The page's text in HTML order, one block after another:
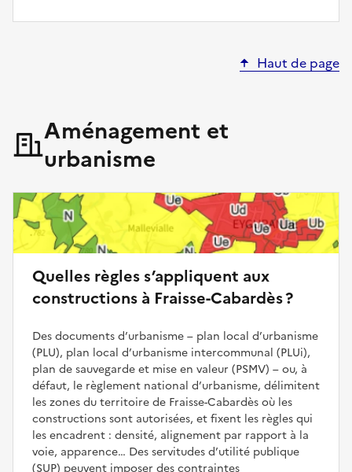
Haut de page
Aménagement et
urbanisme
Quelles règles s’appliquent aux
constructions à Fraisse-Cabardès ?
Des documents d’urbanisme – plan local d’urbanisme
(PLU), plan local d’urbanisme intercommunal (PLUi),
plan de sauvegarde et mise en valeur (PSMV) – ou, à
défaut, le règlement national d’urbanisme, délimitent
les zones du territoire de Fraisse-Cabardès où les
constructions sont autorisées, et fixent les règles qui
les encadrent : densité, alignement par rapport à la
voie, apparence… Des servitudes d’utilité publique
(SUP) peuvent imposer des contraintes